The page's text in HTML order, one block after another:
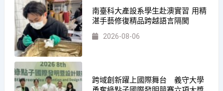
南臺科大產設系學生赴澳實習 用精
湛手藝修復精品跨越語言隔閡
2026-08-06
跨域創新躍上國際舞台 義守大學